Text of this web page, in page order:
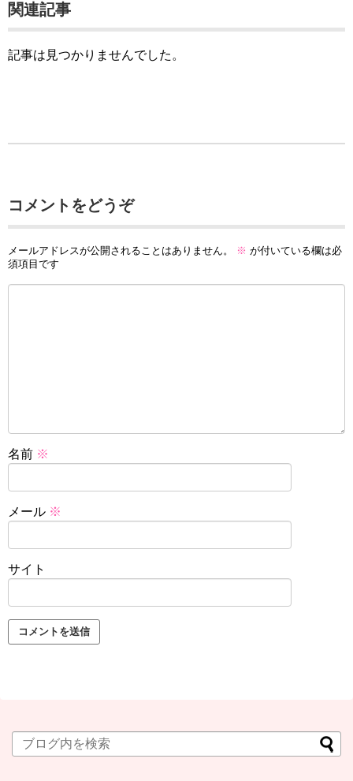
関連記事
記事は見つかりませんでした。
コメントをどうぞ
メールアドレスが公開されることはありません。 ※ が付いている欄は必
須項目です
名前 ※
メール ※
サイト